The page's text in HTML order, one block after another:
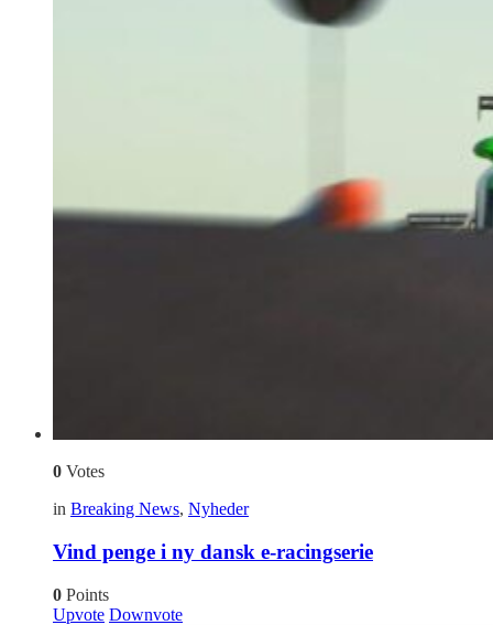
0 Votes
in Breaking News, Nyheder
Vind penge i ny dansk e-racingserie
0 Points
Upvote Downvote